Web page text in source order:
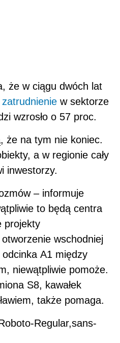
że w ciągu dwóch lat
zatrudnienie w sektorze
wzrosło o 57 proc.
że na tym nie koniec.
a w regionie cały
inwestorzy.
– informuje
to będą centra
projekty
wschodniej
A1 między
niewątpliwie pomoże.
S8, kawałek
także pomaga.
Regular,sans-